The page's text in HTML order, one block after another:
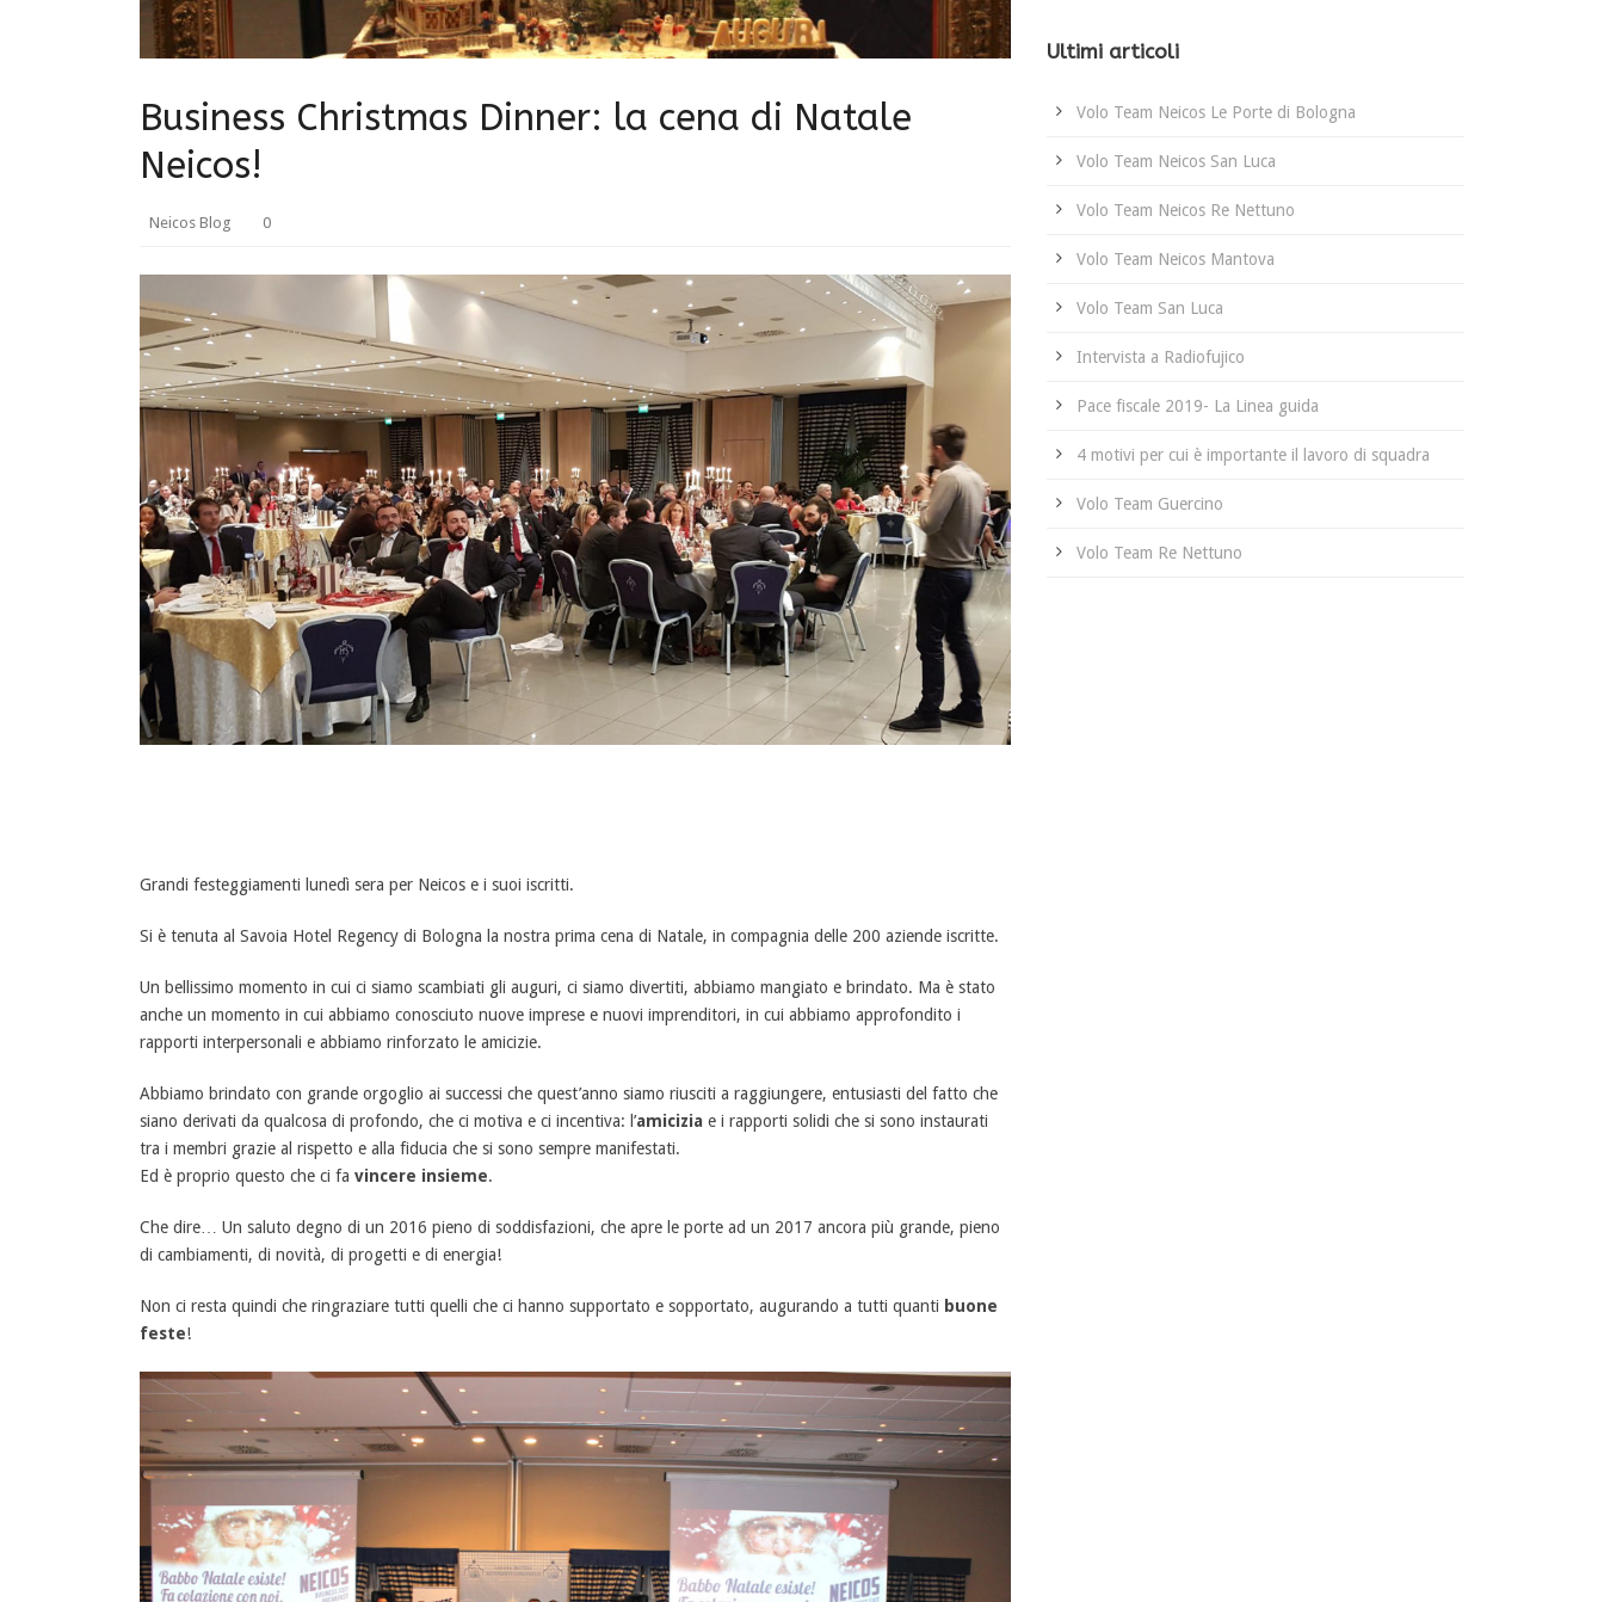
Business Christmas Dinner: la cena di Natale
Neicos!
Neicos Blog 0
Grandi festeggiamenti lunedì sera per Neicos e i suoi iscritti.
Si è tenuta al Savoia Hotel Regency di Bologna la nostra prima cena di Natale, in compagnia delle 200 aziende iscritte.
Un bellissimo momento in cui ci siamo scambiati gli auguri, ci siamo divertiti, abbiamo mangiato e brindato. Ma è stato
anche un momento in cui abbiamo conosciuto nuove imprese e nuovi imprenditori, in cui abbiamo approfondito i
rapporti interpersonali e abbiamo rinforzato le amicizie.
Abbiamo brindato con grande orgoglio ai successi che quest’anno siamo riusciti a raggiungere, entusiasti del fatto che
siano derivati da qualcosa di profondo, che ci motiva e ci incentiva: l’amicizia e i rapporti solidi che si sono instaurati
tra i membri grazie al rispetto e alla fiducia che si sono sempre manifestati.
Ed è proprio questo che ci fa vincere insieme.
Che dire… Un saluto degno di un 2016 pieno di soddisfazioni, che apre le porte ad un 2017 ancora più grande, pieno
di cambiamenti, di novità, di progetti e di energia!
Non ci resta quindi che ringraziare tutti quelli che ci hanno supportato e sopportato, augurando a tutti quanti buone
feste!
Ultimi articoli
Volo Team Neicos Le Porte di Bologna
Volo Team Neicos San Luca
Volo Team Neicos Re Nettuno
Volo Team Neicos Mantova
Volo Team San Luca
Intervista a Radiofujico
Pace fiscale 2019- La Linea guida
4 motivi per cui è importante il lavoro di squadra
Volo Team Guercino
Volo Team Re Nettuno